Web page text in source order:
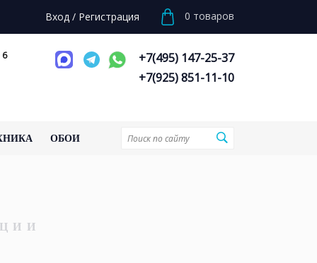
Вход / Регистрация 0 товаров
6
+7(495) 147-25-37
+7(925) 851-11-10
ОБОИ